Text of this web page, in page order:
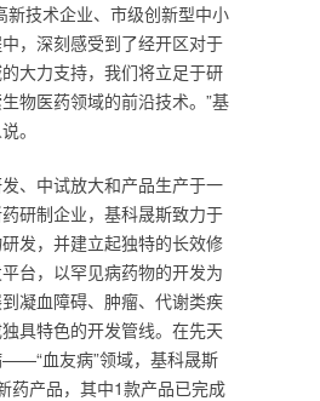
新技术企业、市级创新型中小
，深刻感受到了经开区对于
大力支持，我们将立足于研
物医药领域的前沿技术。”基
。
、中试放大和产品生产于一
研制企业，基科晟斯致力于
发，并建立起独特的长效修
台，以罕见病药物的开发为
凝血障碍、肿瘤、代谢类疾
具特色的开发管线。在先天
血友病”领域，基科晟斯
药产品，其中1款产品已完成